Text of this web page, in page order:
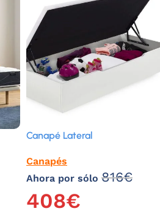
Canapé Lateral
Canapés
Ahora por sólo 816€
408€